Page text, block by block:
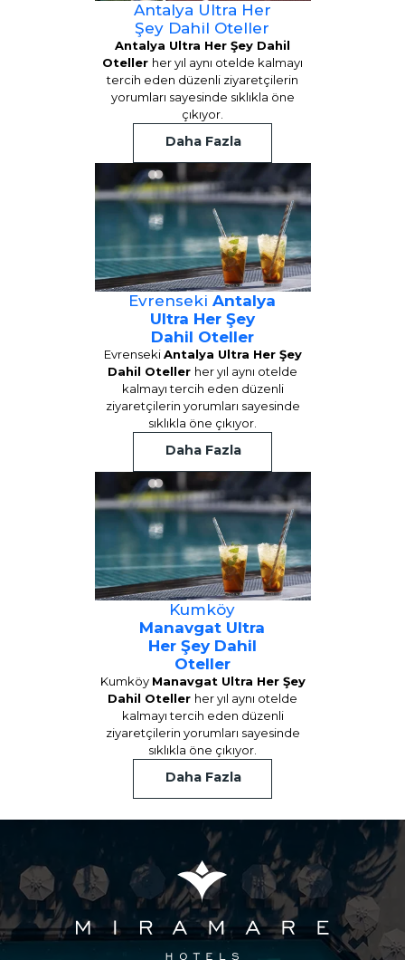
Antalya Ultra Her
Şey Dahil Oteller
Antalya Ultra Her Şey Dahil
Oteller her yıl aynı otelde kalmayı
tercih eden düzenli ziyaretçilerin
yorumları sayesinde sıklıkla öne
çıkıyor.
Daha Fazla
EvrensekiAntalya
Ultra Her Şey
Dahil Oteller
EvrensekiAntalya Ultra Her Şey
Dahil Oteller her yıl aynı otelde
kalmayı tercih eden düzenli
ziyaretçilerin yorumları sayesinde
sıklıkla öne çıkıyor.
Daha Fazla
Kumköy
Manavgat Ultra
Her Şey Dahil
Oteller
Kumköy Manavgat Ultra Her Şey
Dahil Oteller her yıl aynı otelde
kalmayı tercih eden düzenli
ziyaretçilerin yorumları sayesinde
sıklıkla öne çıkıyor.
Daha Fazla